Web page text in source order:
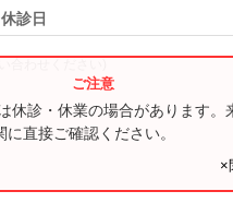
診日
合わせください)
休診・休業の場合があります。
直接ご確認ください。
×